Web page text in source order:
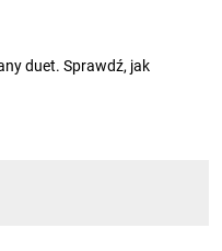
duet. Sprawdź, jak